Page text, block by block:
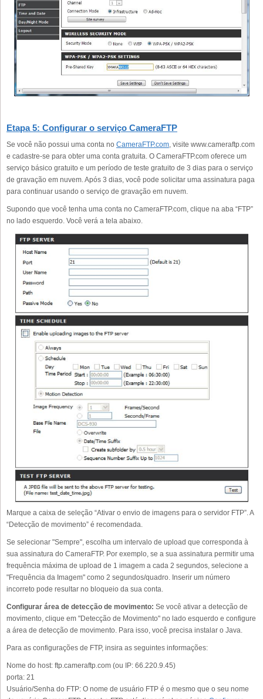
Etapa 5: Configurar o serviço CameraFTP
Se você não possui uma conta no CameraFTP.com, visite www.cameraftp.com
e cadastre-se para obter uma conta gratuita. O CameraFTP.com oferece um
serviço básico gratuito e um período de teste gratuito de 3 dias para o serviço
de gravação em nuvem. Após 3 dias, você pode solicitar uma assinatura paga
para continuar usando o serviço de gravação em nuvem.
Supondo que você tenha uma conta no CameraFTP.com, clique na aba “FTP”
no lado esquerdo. Você verá a tela abaixo.
Marque a caixa de seleção “Ativar o envio de imagens para o servidor FTP”. A
“Detecção de movimento” é recomendada.
Se selecionar "Sempre", escolha um intervalo de upload que corresponda à
sua assinatura do CameraFTP. Por exemplo, se a sua assinatura permitir uma
frequência máxima de upload de 1 imagem a cada 2 segundos, selecione a
"Frequência da Imagem" como 2 segundos/quadro. Inserir um número
incorreto pode resultar no bloqueio da sua conta.
Configurar área de detecção de movimento: Se você ativar a detecção de
movimento, clique em "Detecção de Movimento" no lado esquerdo e configure
a área de detecção de movimento. Para isso, você precisa instalar o Java.
Para as configurações de FTP, insira as seguintes informações:
Nome do host: ftp.cameraftp.com (ou IP: 66.220.9.45)
porta: 21
Usuário/Senha do FTP: O nome de usuário FTP é o mesmo que o seu nome